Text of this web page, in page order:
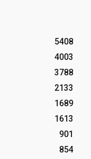
5408
4003
3788
2133
1689
1613
901
854